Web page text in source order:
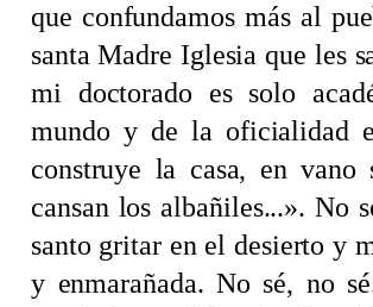
que confundamos más al
santa Madre Iglesia que les
mi doctorado es solo
mundo y de la oficialidad
construye la casa, en vano
cansan los albañiles...». No
santo gritar en el desierto y
y enmarañada. No sé, no